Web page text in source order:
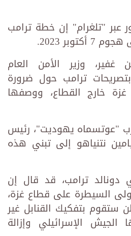
"تلغرام" إن خطة ترامب
2023.
غفير، وزير الأمن العام
بتصريحات ترامب حول ضرورة
خارج القطاع، ووصفها
"عوتسماه يهوديت"، رئيس
نتنياهو إلى تبني هذه
دونالد ترامب، قد قال إن
السيطرة على قطاع غزة،
ستقوم بتفكيك القنابل غير
الجيش الإسرائيلي وإزالة